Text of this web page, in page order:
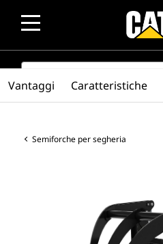
SEARCH
Semiforche per segheria
Vantaggi Caratteristiche